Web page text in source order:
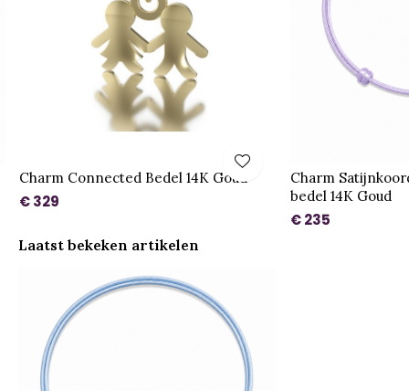
Charm Connected Bedel 14K Goud
€ 329
Charm
bedel 14K Goud
€ 235
Laatst bekeken artikelen